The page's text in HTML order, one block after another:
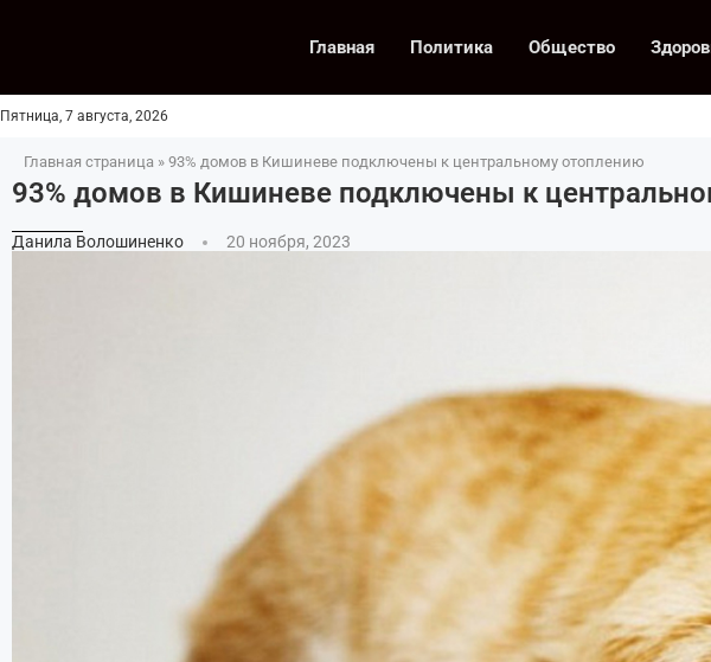
Главная Политика Общество
Пятница, 7 августа, 2026
Главная страница » 93% домов в Кишиневе подключены к центральному отоплению
93% домов в Кишиневе подключены к
Данила Волошиненко 20 ноября, 2023